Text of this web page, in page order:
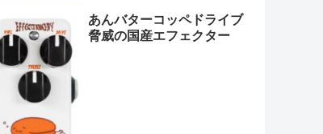
あんバターコッペドライブ
脅威の国産エフェクター